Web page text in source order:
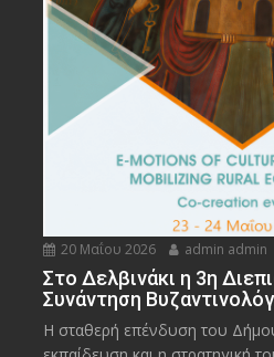
20 Μαΐου 2026 admin admin
Στο Δελβινάκι η 3η
Συνάντηση
Η σταθερή επένδυση του